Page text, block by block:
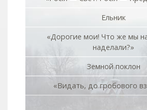
Ельник
«Дорогие мои! Что же мы
наделали?»
Земной поклон
«Видать, до гробового